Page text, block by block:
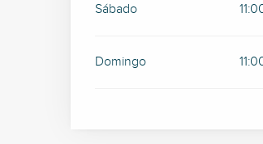
Sábado
Domingo